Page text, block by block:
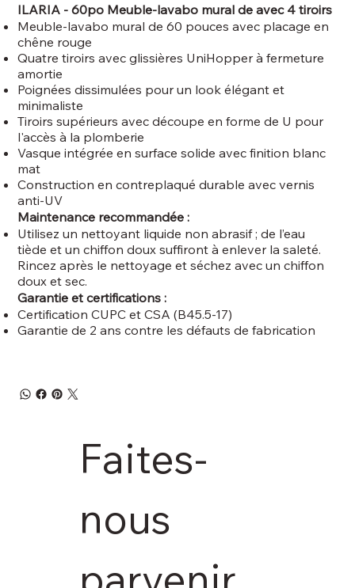
ILARIA - 60po Meuble-lavabo mural de avec 4 tiroirs
Meuble-lavabo mural de 60 pouces avec placage en
chêne rouge
Quatre tiroirs avec glissières UniHopper à fermeture
amortie
Poignées dissimulées pour un look élégant et
minimaliste
Tiroirs supérieurs avec découpe en forme de U pour
l'accès à la plomberie
Vasque intégrée en surface solide avec finition blanc
mat
Construction en contreplaqué durable avec vernis
anti-UV
Maintenance recommandée :
Utilisez un nettoyant liquide non abrasif ; de l’eau
tiède et un chiffon doux suffiront à enlever la saleté.
Rincez après le nettoyage et séchez avec un chiffon
doux et sec.
Garantie et certifications :
Certification CUPC et CSA (B45.5-17)
Garantie de 2 ans contre les défauts de fabrication
Faites-
nous